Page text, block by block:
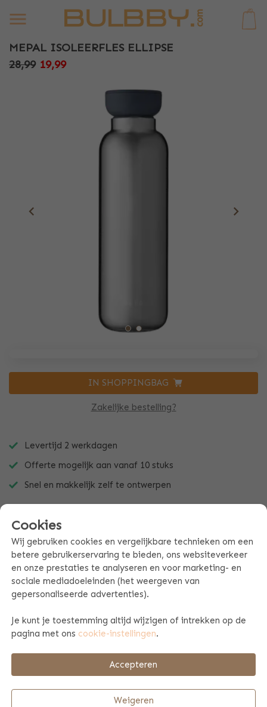
MEPAL ISOLEERFLES ELLIPSE
28,99 19,99
Zakelijke bestelling?
IN SHOPPINGBAG
Levertijd 2 werkdagen
Offerte mogelijk aan vanaf 10 stuks
Snel en makkelijk zelf te ontwerpen
PRODUCT SPECIFICATIES
REVIEWS (4)
Cookies
Wij gebruiken cookies en vergelijkbare technieken om een
betere gebruikerservaring te bieden, ons websiteverkeer
en onze prestaties te analyseren en voor marketing- en
sociale mediadoeleinden (het weergeven van
gepersonaliseerde advertenties).
Je kunt je toestemming altijd wijzigen of intrekken op de
pagina met ons cookie-instellingen.
Accepteren
Weigeren